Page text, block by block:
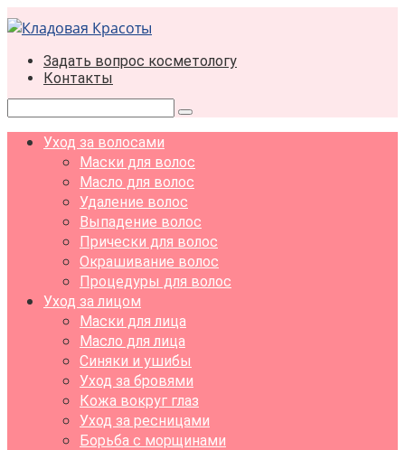
Перейти
к
контентуЗадать вопрос косметологу
Контакты
Поиск:
Уход за волосами
Маски для волос
Масло для волос
Удаление волос
Выпадение волос
Прически для волос
Окрашивание волос
Процедуры для волос
Уход за лицом
Маски для лица
Масло для лица
Синяки и ушибы
Уход за бровями
Кожа вокруг глаз
Уход за ресницами
Борьба с морщинами